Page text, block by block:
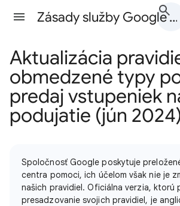
Zásady služby Google Ads Pomocník
Aktualizácia
obmedzené typy
predaj vstupeniek
podujatie (jún
Spoločnosť Google poskytuje
centra pomoci, ich účelom však nie je
našich pravidiel. Oficiálna verzia, ktorú
presadzovanie svojich pravidiel, je